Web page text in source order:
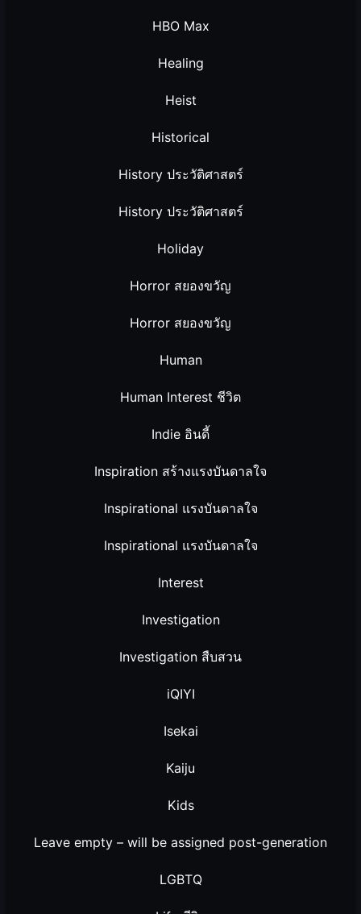
HBO Max
Healing
Heist
Historical
History ประวัติศาสตร์
History ประวัติศาสตร์
Holiday
Horror สยองขวัญ
Horror สยองขวัญ
Human
Human Interest ชีวิต
Indie อินดี้
Inspiration สร้างแรงบันดาลใจ
Inspirational แรงบันดาลใจ
Inspirational แรงบันดาลใจ
Interest
Investigation
Investigation สืบสวน
iQIYI
Isekai
Kaiju
Kids
Leave empty – will be assigned post-generation
LGBTQ